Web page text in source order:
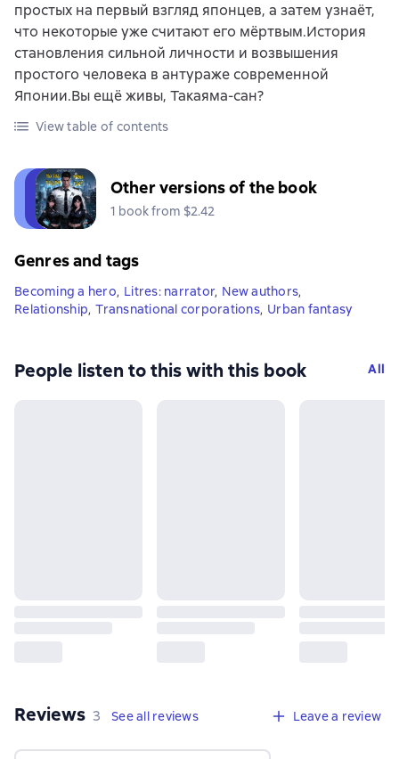
простых на первый взгляд японцев, а затем узнаёт,
что некоторые уже считают его мёртвым.История
становления сильной личности и возвышения
простого человека в антураже современной
Японии.Вы ещё живы, Такаяма-сан?
View table of contents
Other versions of the book
1 book from $2.42
Genres and tags
Becoming a hero, Litres: narrator, New authors,
Relationship, Transnational corporations, Urban fantasy
People listen to this with this book All
Reviews 3 reviews
3 See all reviews Leave a review